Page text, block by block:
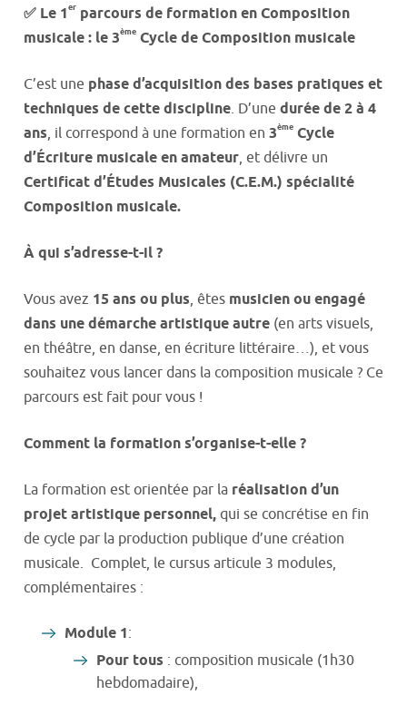
✅ Le 1er parcours de formation en Composition
musicale : le 3ème Cycle de Composition musicale
C’est une phase d’acquisition des bases pratiques et
techniques de cette discipline. D’une durée de 2 à 4
ans, il correspond à une formation en 3ème Cycle
d’Écriture musicale en amateur, et délivre un
Certificat d’Études Musicales (C.E.M.) spécialité
Composition musicale.
À qui s’adresse-t-il ?
Vous avez 15 ans ou plus, êtes musicienouengagé
dans une démarche artistique autre (en arts visuels,
en théâtre, en danse, en écriture littéraire…), et vous
souhaitez vous lancer dans la composition musicale ? Ce
parcours est fait pour vous !
Comment la formation s’organise-t-elle ?
La formation est orientée par la réalisation d’un
projet artistique personnel, qui se concrétise en fin
de cycle par la production publique d’une création
musicale. Complet, le cursus articule 3 modules,
complémentaires :
Module 1:
Pour tous : composition musicale (1h30
hebdomadaire),